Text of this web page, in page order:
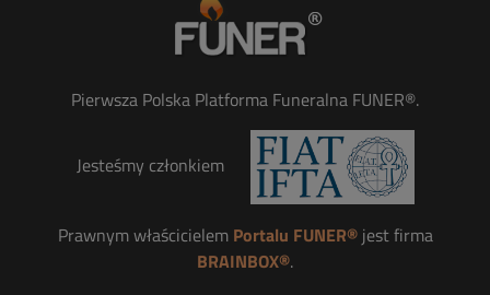
Pierwsza Polska Platforma Funeralna FUNER®.
Jesteśmy członkiem
Prawnym właścicielem Portalu FUNER®jest firma
BRAINBOX®.